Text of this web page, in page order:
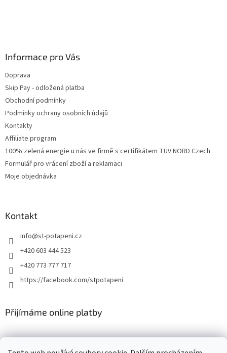
Informace pro Vás
Doprava
Skip Pay - odložená platba
Obchodní podmínky
Podmínky ochrany osobních údajů
Kontakty
Affiliate program
100% zelená energie u nás ve firmě s certifikátem TÜV NORD Czech
Formulář pro vrácení zboží a reklamaci
Moje objednávka
Kontakt
info@st-potapeni.cz
+420 603 444 523
+420 773 777 717
https://facebook.com/stpotapeni
Přijímáme online platby